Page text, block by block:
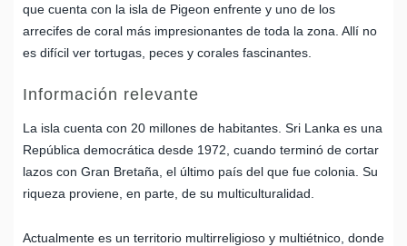
que cuenta con la isla de Pigeon enfrente y uno de los
arrecifes de coral más impresionantes de toda la zona. Allí no
es difícil ver tortugas, peces y corales fascinantes.
Información relevante
La isla cuenta con 20 millones de habitantes. Sri Lanka es una
República democrática desde 1972, cuando terminó de cortar
lazos con Gran Bretaña, el último país del que fue colonia. Su
riqueza proviene, en parte, de su multiculturalidad.
Actualmente es un territorio multirreligioso y multiétnico, donde